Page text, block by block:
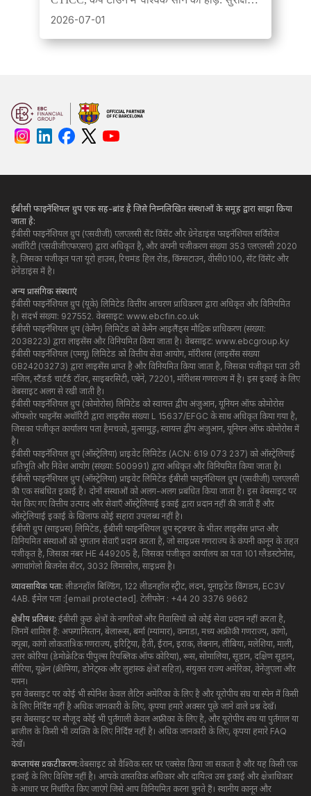
आश्रय या FOMO?' विषय पर वैश्विक विश्लेषकों के
2026-07-01
ईबीसी फाइनेंशियल ग्रुप एक सह-ब्रांड है जिसे निम्नलिखित संस्थाओं के समूह द्वारा साझा किया
जाता है:
ईबीसी फाइनेंशियल ग्रुप (एसवीजी) एलएलसी सेंट विंसेंट और ग्रेनेडाइंस फाइनेंशियल सर्विसेज
अथॉरिटी (एसवीजीएफएसए) द्वारा अधिकृत है, और कंपनी पंजीकरण संख्या 353 एलएलसी 2020
है, जिसका पंजीकृत पता यूरो हाउस, रिचमंड हिल रोड, किंग्सटाउन, वीसी0100, सेंट विंसेंट और
ग्रेनेडाइंस में है।
अन्य प्रासंगिक संस्थाएं
ईबीसी फाइनेंशियल ग्रुप (यूके) लिमिटेड वित्तीय आचरण प्राधिकरण द्वारा अधिकृत और विनियमित
है। संदर्भ संख्या: 927552. वेबसाइट: www.ebcfin.co.uk
ईबीसी फाइनेंशियल ग्रुप (केमैन) लिमिटेड को केमैन आइलैंड्स मौद्रिक प्राधिकरण (संख्या:
2038223) द्वारा लाइसेंस और विनियमित किया जाता है। वेबसाइट: www.ebcgroup.ky
ईबीसी फाइनेंशियल (एमयू) लिमिटेड को वित्तीय सेवा आयोग, मॉरीशस (लाइसेंस संख्या
GB24203273) द्वारा लाइसेंस प्राप्त है और विनियमित किया जाता है, जिसका पंजीकृत पता 3री
मंजिल, स्टैंडर्ड चार्टर्ड टॉवर, साइबरसिटी, एबेने, 72201, मॉरीशस गणराज्य में है। इस इकाई के लिए
वेबसाइट अलग से रखी जाती है।
ईबीसी फाइनेंशियल ग्रुप (कोमोरोस) लिमिटेड को स्वायत्त द्वीप अंजुआन, यूनियन ऑफ कोमोरोस
ऑफशोर फाइनेंस अथॉरिटी द्वारा लाइसेंस संख्या L 15637/EFGC के साथ अधिकृत किया गया है,
जिसका पंजीकृत कार्यालय पता हैमचको, मुत्सामुडु, स्वायत्त द्वीप अंजुआन, यूनियन ऑफ कोमोरोस में
है।
ईबीसी फाइनेंशियल ग्रुप (ऑस्ट्रेलिया) प्राइवेट लिमिटेड (ACN: 619 073 237) को ऑस्ट्रेलियाई
प्रतिभूति और निवेश आयोग (संख्या: 500991) द्वारा अधिकृत और विनियमित किया जाता है।
ईबीसी फाइनेंशियल ग्रुप (ऑस्ट्रेलिया) प्राइवेट लिमिटेड ईबीसी फाइनेंशियल ग्रुप (एसवीजी) एलएलसी
की एक संबंधित इकाई है। दोनों संस्थाओं को अलग-अलग प्रबंधित किया जाता है। इस वेबसाइट पर
पेश किए गए वित्तीय उत्पाद और सेवाएँ ऑस्ट्रेलियाई इकाई द्वारा प्रदान नहीं की जाती हैं और
ऑस्ट्रेलियाई इकाई के खिलाफ कोई सहारा उपलब्ध नहीं है।
ईबीसी ग्रुप (साइप्रस) लिमिटेड, ईबीसी फाइनेंशियल ग्रुप स्ट्रक्चर के भीतर लाइसेंस प्राप्त और
विनियमित संस्थाओं को भुगतान सेवाएँ प्रदान करता है, जो साइप्रस गणराज्य के कंपनी कानून के तहत
पंजीकृत है, जिसका नंबर HE 449205 है, जिसका पंजीकृत कार्यालय का पता 101 ग्लैडस्टोनोस,
अगाथांगेलो बिजनेस सेंटर, 3032 लिमासोल, साइप्रस है।
व्यावसायिक पता: लीडनहॉल बिल्डिंग, 122 लीडनहॉल स्ट्रीट, लंदन, यूनाइटेड किंगडम, EC3V
4AB. ईमेल पता : [email protected] . टेलीफोन : +44 20 3376 9662
क्षेत्रीय प्रतिबंध: ईबीसी कुछ क्षेत्रों के नागरिकों और निवासियों को कोई सेवा प्रदान नहीं करता है,
जिनमें शामिल हैं: अफगानिस्तान, बेलारूस, बर्मा (म्यांमार), कनाडा, मध्य अफ्रीकी गणराज्य, कांगो,
क्यूबा, ​​कांगो लोकतांत्रिक गणराज्य, इरिट्रिया, हैती, ईरान, इराक, लेबनान, लीबिया, मलेशिया, माली,
उत्तर कोरिया (डेमोक्रेटिक पीपुल्स रिपब्लिक ऑफ कोरिया), रूस, सोमालिया, सूडान, दक्षिण सूडान,
सीरिया, यूक्रेन (क्रीमिया, डोनेट्स्क और लुहांस्क क्षेत्रों सहित), संयुक्त राज्य अमेरिका, वेनेजुएला और
यमन।
इस वेबसाइट पर कोई भी स्पेनिश केवल लैटिन अमेरिका के लिए है और यूरोपीय संघ या स्पेन में किसी
के लिए निर्दिष्ट नहीं है अधिक जानकारी के लिए, कृपया हमारे अक्सर पूछे जाने वाले प्रश्न देखें।
इस वेबसाइट पर मौजूद कोई भी पुर्तगाली केवल अफ़्रीका के लिए है, और यूरोपीय संघ या पुर्तगाल या
ब्राज़ील के किसी भी व्यक्ति के लिए निर्दिष्ट नहीं है। अधिक जानकारी के लिए, कृपया हमारे FAQ
देखें।
कंप्लायंस प्रकटीकरण:वेबसाइट को वैश्विक स्तर पर एक्सेस किया जा सकता है और यह किसी एक
इकाई के लिए विशिष्ट नहीं है। आपके वास्तविक अधिकार और दायित्व उस इकाई और क्षेत्राधिकार
के आधार पर निर्धारित किए जाएंगे जिसे आप विनियमित करना चुनते हैं। स्थानीय कानून और